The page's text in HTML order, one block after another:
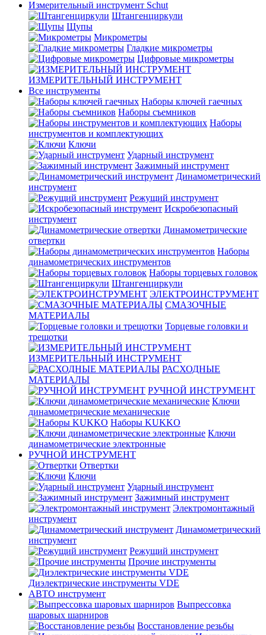
Измерительный инструмент Schut
Штангенциркули
Щупы
Микрометры
Гладкие микрометры
Цифровые микрометры
ИЗМЕРИТЕЛЬНЫЙ ИНСТРУМЕНТ
Все инструменты
Наборы ключей гаечных
Наборы съемников
Наборы
инструментов и комплектующих
Ключи
Ударный инструмент
Зажимный инструмент
Динамометрический
инструмент
Режущий инструмент
Искробезопасный
инструмент
Динамометрические
отвертки
Наборы
динамометрических инструментов
Наборы торцевых головок
Штангенциркули
ЭЛЕКТРОИНСТРУМЕНТ
СМАЗОЧНЫЕ
МАТЕРИАЛЫ
Торцевые головки и
трещотки
ИЗМЕРИТЕЛЬНЫЙ ИНСТРУМЕНТ
РАСХОДНЫЕ
МАТЕРИАЛЫ
РУЧНОЙ ИНСТРУМЕНТ
Ключи
динамометрические механические
Наборы KUKKO
Ключи
динамометрические электронные
РУЧНОЙ ИНСТРУМЕНТ
Отвертки
Ключи
Ударный инструмент
Зажимный инструмент
Электромонтажный
инструмент
Динамометрический
инструмент
Режущий инструмент
Прочие инструменты
Диэлектрические инструменты VDE
АВТО инструмент
Выпрессовка
шаровых шарниров
Восстановление резьбы